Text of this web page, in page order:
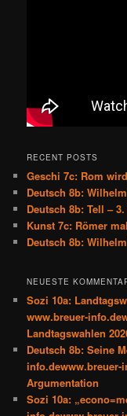
RECENT POSTS
Geschi 7c: Rom
Deutsch 8b:
Deutsch 8b: Tell –
Kunst 7c: Römer
Deutsch 8b:
NEUESTE
Sozi 10a:
www.breuer-
Landtagswahlen
Deutsch 8b: Seine
info.dewww.breuer-
Argumentation
Sozi 10a: